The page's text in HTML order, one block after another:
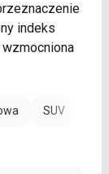
indeks
SUV